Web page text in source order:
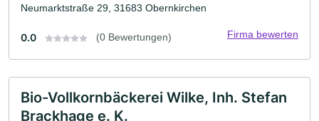
Neumarktstraße 29, 31683 Obernkirchen
0.0 (0 Bewertungen) Firma bewerten
Bio-Vollkornbäckerei Wilke, Inh. Stefan
Brackhage e. K.